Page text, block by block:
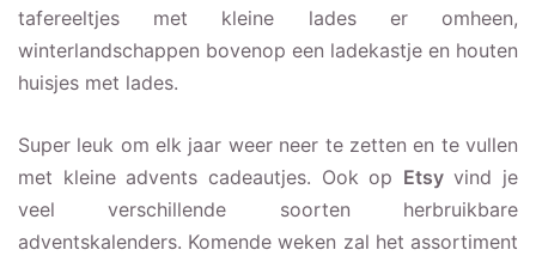
tafereeltjes met kleine lades er omheen,
winterlandschappen bovenop een ladekastje en houten
huisjes met lades.
Super leuk om elk jaar weer neer te zetten en te vullen
met kleine advents cadeautjes. Ook op Etsyvind je
veel verschillende soorten herbruikbare
adventskalenders. Komende weken zal het assortiment